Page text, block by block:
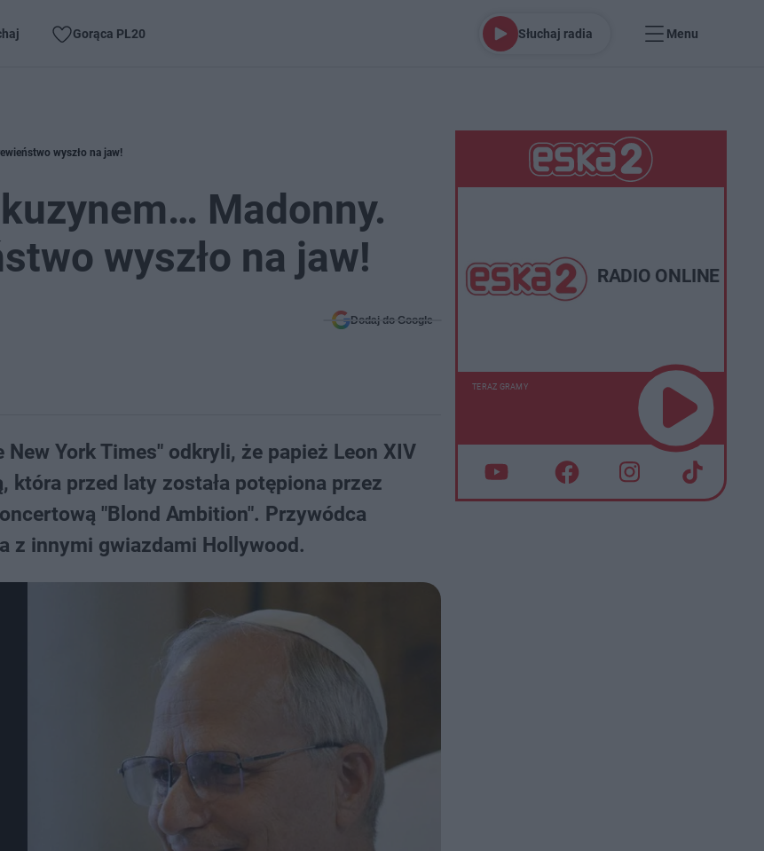
Gorąca PL20 Słuchaj radia Menu
wyszło na jaw!
Madonny.
wyszło na jaw!
Dodaj do Google
York Times" odkryli, że papież Leon XIV
przed laty została potępiona przez
"Blond Ambition". Przywódca
z innymi gwiazdami Hollywood.
RADIO ONLINE
TERAZ GRAMY